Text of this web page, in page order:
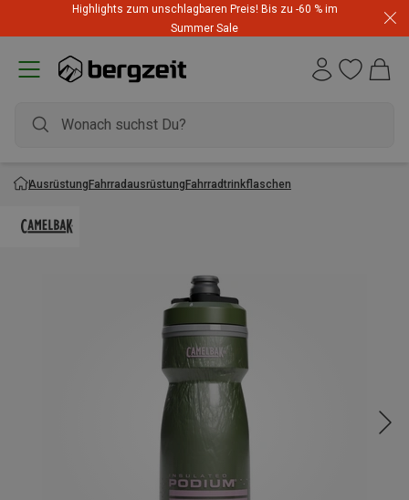
Highlights zum unschlagbaren Preis! Bis zu -60 % im
Summer Sale
AusrüstungFahrradausrüstungFahrradtrinkflaschen